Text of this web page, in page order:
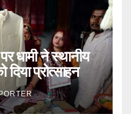
धामी ने स्थानीय
दिया प्रोत्साहन